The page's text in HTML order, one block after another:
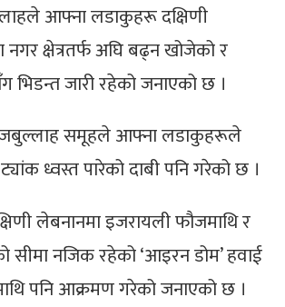
आफ्ना लडाकुहरू दक्षिणी
नगर क्षेत्रतर्फ अघि बढ्न खोजेको र
भिडन्त जारी रहेको जनाएको छ ।
समूहले आफ्ना लडाकुहरूले
ध्वस्त पारेको दाबी पनि गरेको छ ।
लेबनानमा इजरायली फौजमाथि र
सीमा नजिक रहेको ‘आइरन डोम’ हवाई
पनि आक्रमण गरेको जनाएको छ ।